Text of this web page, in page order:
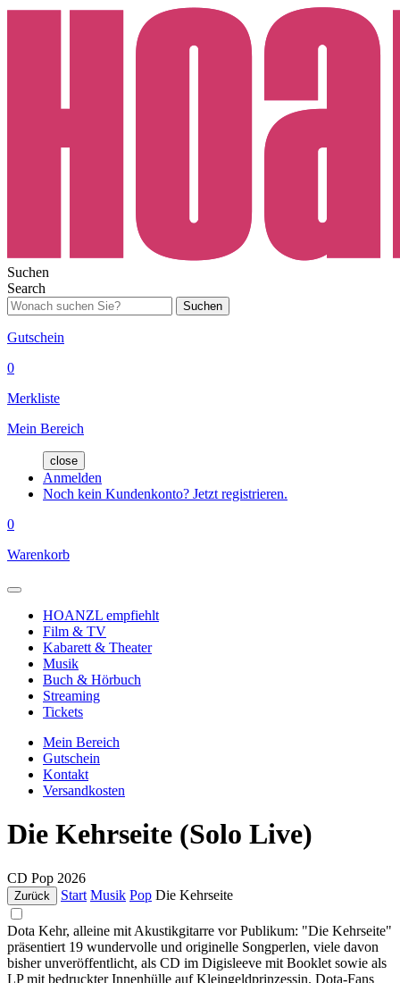
Suchen
Search
Suchen
Gutschein
0
Merkliste
Mein Bereich
close
Anmelden
Noch kein Kundenkonto? Jetzt registrieren.
0
Warenkorb
HOANZL empfiehlt
Film & TV
Kabarett & Theater
Musik
Buch & Hörbuch
Streaming
Tickets
Mein Bereich
Gutschein
Kontakt
Versandkosten
Die Kehrseite (Solo Live)
CD Pop 2026
Zurück Start Musik Pop Die Kehrseite
Dota Kehr, alleine mit Akustikgitarre vor Publikum: "Die Kehrseite"
präsentiert 19 wundervolle und originelle Songperlen, viele davon
bisher unveröffentlicht, als CD im Digisleeve mit Booklet sowie als
LP mit bedruckter Innenhülle auf Kleingeldprinzessin. Dota-Fans